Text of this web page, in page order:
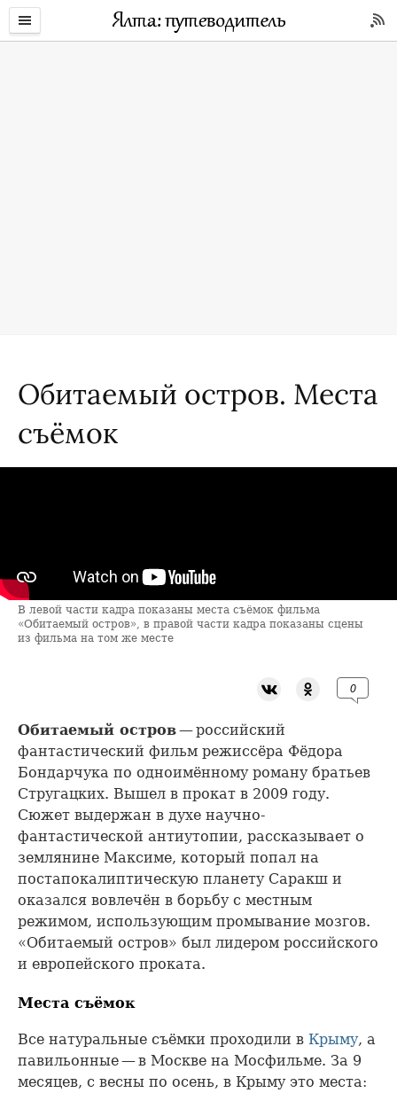
Обитаемый остров. Места
съёмок
В левой части кадра показаны места съёмок фильма
«Обитаемый остров», в правой части кадра показаны сцены
из фильма на том же месте
0
Обитаемый остров— российский
фантастический фильм режиссёра Фёдора
Бондарчука по одноимённому роману братьев
Стругацких. Вышел в прокат в 2009 году.
Сюжет выдержан в духе научно-
фантастической антиутопии, рассказывает о
землянине Максиме, который попал на
постапокалиптическую планету Саракш и
оказался вовлечён в борьбу с местным
режимом, использующим промывание мозгов.
«Обитаемый остров» был лидером российского
и европейского проката.
Места съёмок
Все натуральные съёмки проходили в Крыму, а
павильонные — в Москве на Мосфильме. За 9
месяцев, с весны по осень, в Крыму это места: